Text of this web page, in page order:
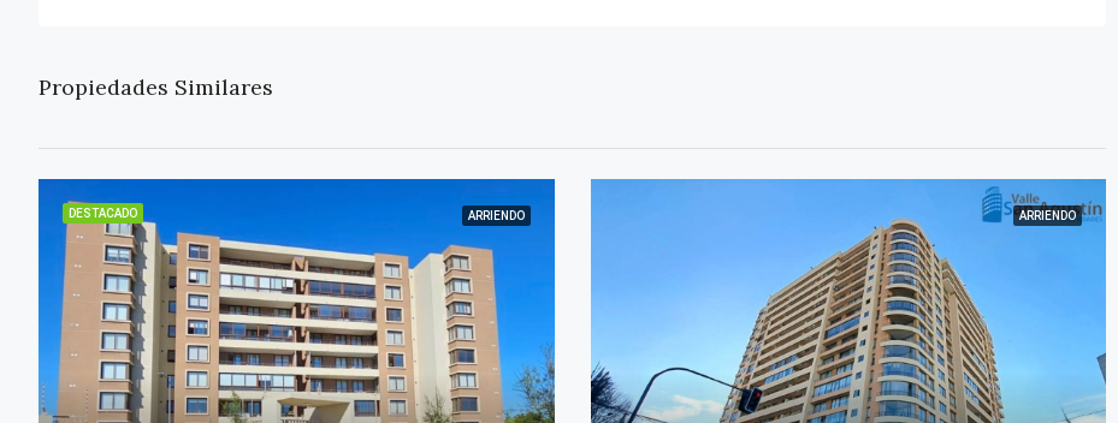
Propiedades Similares
DESTACADO ARRIENDO ARRIENDO